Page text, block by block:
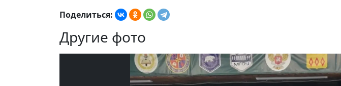
Поделиться:
Другие фото